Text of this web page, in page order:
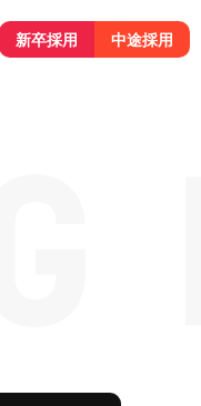
新卒採用 中途採用